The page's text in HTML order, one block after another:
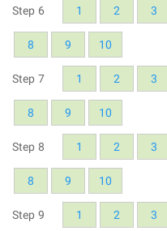
Step 6 1 2 3
8 9 10
Step 7 1 2 3
8 9 10
Step 8 1 2 3
8 9 10
Step 9 1 2 3